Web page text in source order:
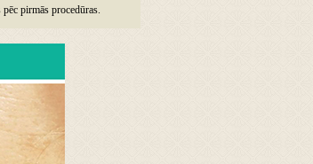
pēc pirmās procedūras.